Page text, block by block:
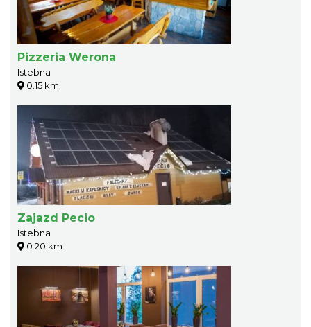
Pizzeria Werona
Istebna
0.15 km
Zajazd Pecio
Istebna
0.20 km